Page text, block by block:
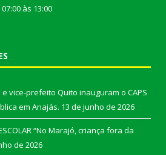
às 13:00
vice-prefeito Quito inauguram o CAPS
em Anajás. 13 de junho de 2026
“No Marajó, criança fora da
de 2026